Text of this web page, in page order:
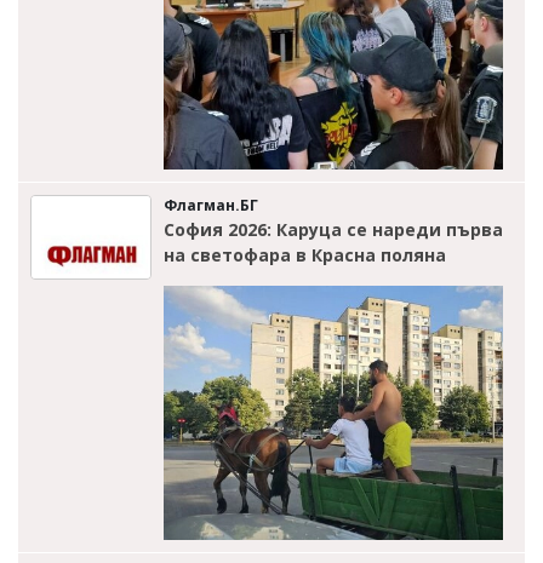
Флагман.БГ
София 2026: Каруца се нареди първа
на светофара в Красна поляна